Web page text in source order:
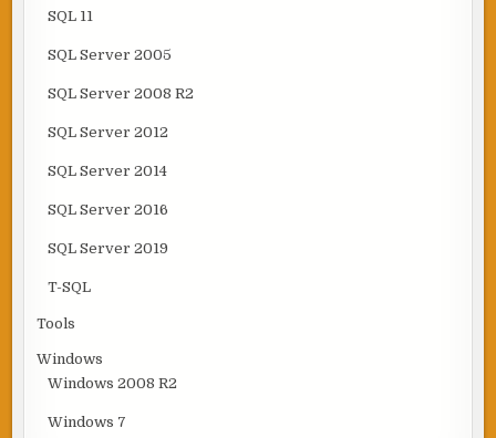
SQL 11
SQL Server 2005
SQL Server 2008 R2
SQL Server 2012
SQL Server 2014
SQL Server 2016
SQL Server 2019
T-SQL
Tools
Windows
Windows 2008 R2
Windows 7